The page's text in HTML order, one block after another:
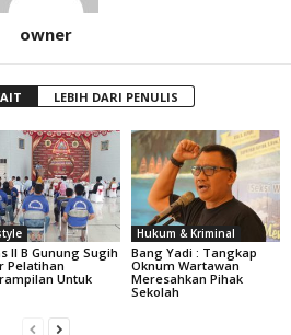
owner
LEBIH DARI PENULIS
II B Gunung Sugih
Pelatihan
Untuk
Hukum & Kriminal
Bang Yadi : Tangkap
Oknum Wartawan
Meresahkan Pihak
Sekolah